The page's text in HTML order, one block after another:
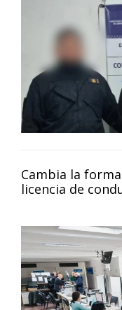
Cambia la
licencia de